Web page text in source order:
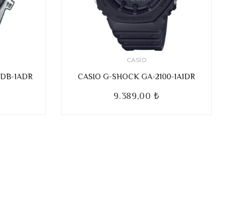
1ADR
CASIO
CASIO G-SHOCK GA-2100-1A1DR
9.389,00 ₺